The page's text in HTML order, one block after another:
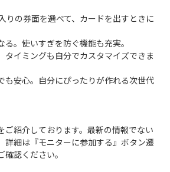
りの券面を選べて、カードを出すときに
。使いすぎを防ぐ機能も充実。
タイミングも自分でカスタマイズできま
も安心。自分にぴったりが作れる次世代
紹介しております。最新の情報でない
詳細は『モニターに参加する』ボタン遷
認ください。